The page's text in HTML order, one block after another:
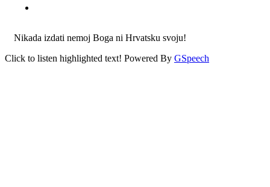
Nikada izdati nemoj Boga ni Hrvatsku svoju!
Click to listen highlighted text! Powered By GSpeech